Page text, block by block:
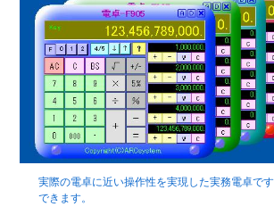
実際の電卓に近い操作性を実現した実務電卓で
できます。